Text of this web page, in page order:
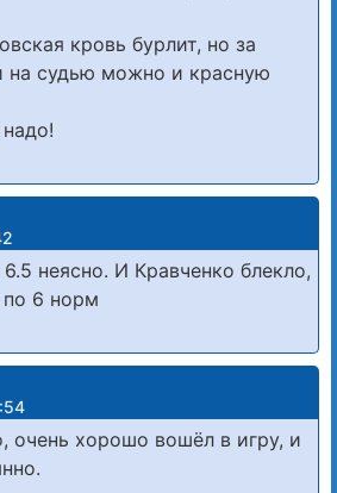
кровь бурлит, но за
на судью можно и красную
неясно. И Кравченко блекло,
по 6 норм
очень хорошо вошёл в игру, и